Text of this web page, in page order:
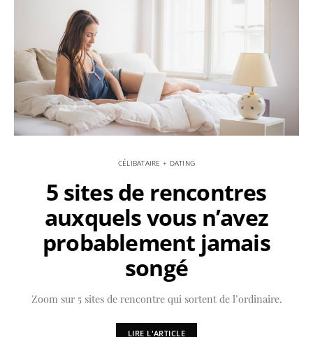
CÉLIBATAIRE + DATING
5 sites de rencontres
auxquels vous n’avez
probablement jamais
songé
Zoom sur 5 sites de rencontre qui sortent de l’ordinaire.
LIRE L'ARTICLE